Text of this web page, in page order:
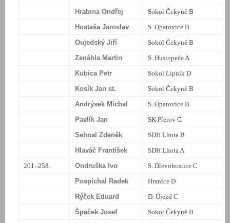
Hrabina Ondřej
Sokol Čekyně B
Hostaša Jaroslav
S. Opatovice B
Oujedský Jiří
Sokol Čekyně B
Zenáhla Martin
S. Hustopeče A
Kubica Petr
Sokol Lipník D
Kosík Jan st.
Sokol Čekyně B
Andrýsek Michal
S. Opatovice B
Pavlík Jan
SK Přerov G
Sehnal Zdeněk
SDH Lhota B
Hlaváč František
SDH Lhota A
201.-258.
Ondruška Ivo
S. Dřevohostice C
Pospíchal Radek
Hranice D
Rýček Eduard
D. Újezd C
Špaček Josef
Sokol Čekyně B